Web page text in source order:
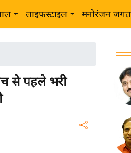
लाइफस्टाइल मनोरंजन जगत
से पहले भरी